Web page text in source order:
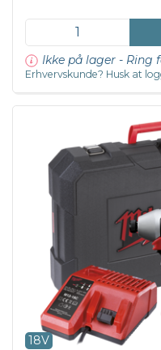
Ikke på lager - Ring
Erhvervskunde? Husk at
18V